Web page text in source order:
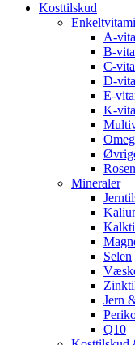
Kosttilskud
A-
B-
C-
D-
E-
K-
Mineraler
Selen
Jern
Q10